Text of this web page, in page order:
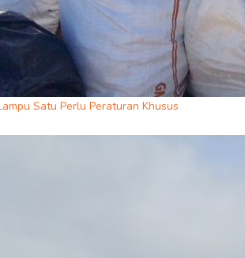
Satu Perlu Peraturan Khusus